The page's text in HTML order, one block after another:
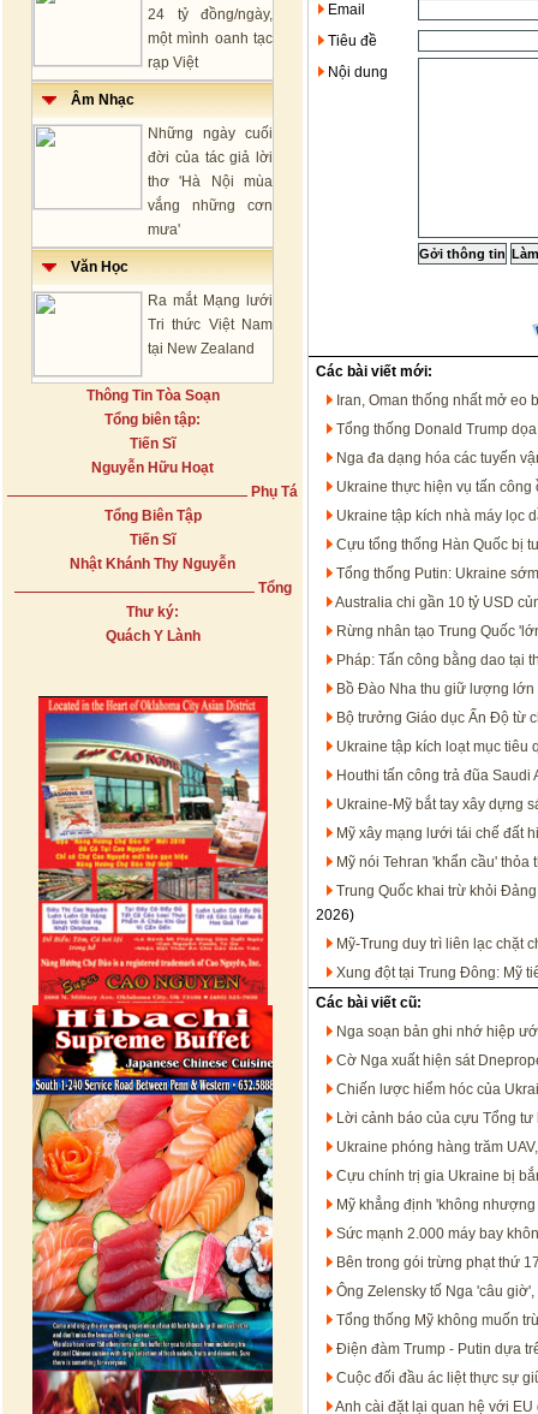
24 tỷ đồng/ngày,
một mình oanh tạc
rạp Việt
Âm Nhạc
Những ngày cuối
đời của tác giả lời
thơ 'Hà Nội mùa
vắng những cơn
mưa'
Văn Học
Ra mắt Mạng lưới
Tri thức Việt Nam
tại New Zealand
Thông Tin Tòa Soạn
Tổng biên tập:
Tiến Sĩ
Nguyễn Hữu Hoạt
Phụ Tá
Tổng Biên Tập
Tiến Sĩ
Nhật Khánh Thy Nguyễn
Tổng
Thư ký:
Quách Y Lành
Email
Tiêu đề
Nội dung
Các bài viết mới:
Iran, Oman thống nhất mở eo
Tổng thống Donald Trump
Nga đa dạng hóa các tuyến
Ukraine thực hiện vụ tấn công
Ukraine tập kích nhà máy lọc
Cựu tổng thống Hàn Quốc bị
Tổng thống Putin: Ukraine
Australia chi gần 10 tỷ USD
Rừng nhân tạo Trung Quốc
Pháp: Tấn công bằng dao tại
Bồ Đào Nha thu giữ lượng
Bộ trưởng Giáo dục Ấn Độ từ
Ukraine tập kích loạt mục tiêu
Houthi tấn công trả đũa
Ukraine-Mỹ bắt tay xây dựng
Mỹ xây mạng lưới tái chế đất
Mỹ nói Tehran 'khẩn cầu'
Trung Quốc khai trừ khỏi
2026)
Mỹ-Trung duy trì liên lạc chặt
Xung đột tại Trung Đông: Mỹ
Các bài viết cũ:
Nga soạn bản ghi nhớ hiệp
Cờ Nga xuất hiện sát
Chiến lược hiểm hóc của
Lời cảnh báo của cựu Tổng
Ukraine phóng hàng trăm
Cựu chính trị gia Ukraine bị
Mỹ khẳng định 'không
Sức mạnh 2.000 máy bay
Bên trong gói trừng phạt thứ
Ông Zelensky tố Nga 'câu
Tổng thống Mỹ không muốn
Điện đàm Trump - Putin dựa
Cuộc đối đầu ác liệt thực sự
Anh cài đặt lại quan hệ với